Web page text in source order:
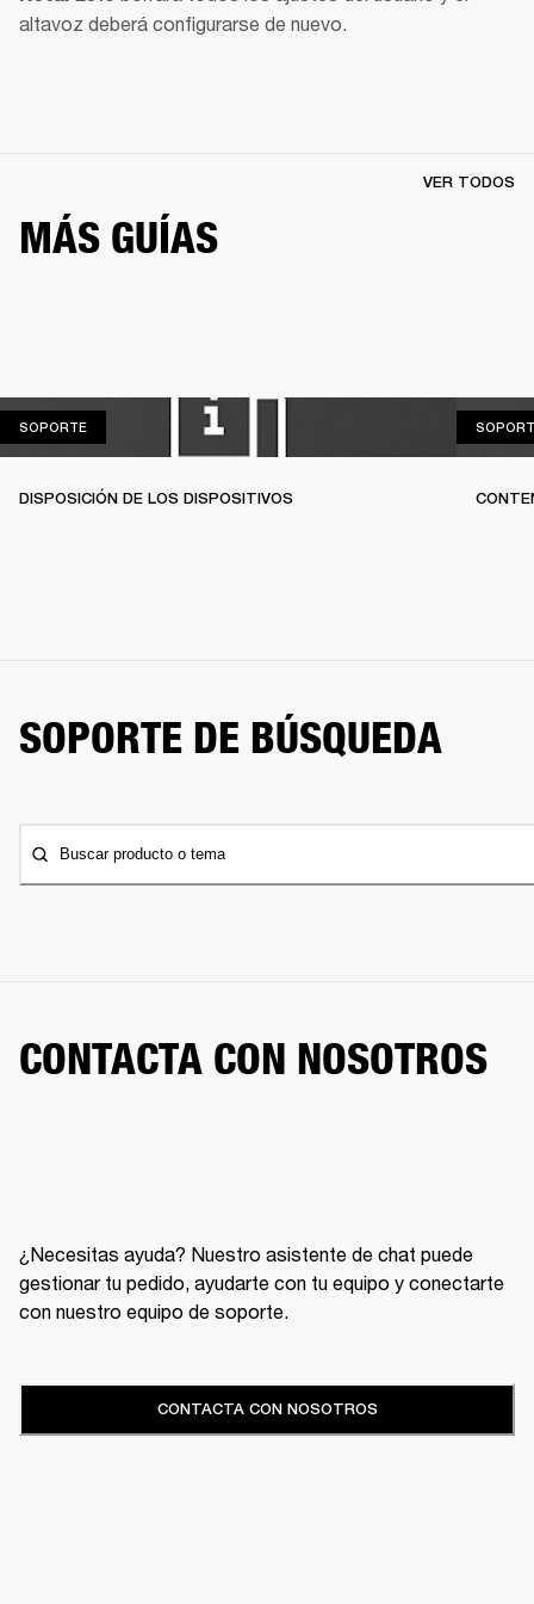
altavoz deberá configurarse de nuevo.
MÁS GUÍAS
VER TODOS
SOPORTESOPORTE
DISPOSICIÓN DE LOS DISPOSITIVOS
SOPORTE DE BÚSQUEDA
Buscar producto o tema
CONTACTA CON NOSOTROS
¿Necesitas ayuda? Nuestro asistente de chat puede
gestionar tu pedido, ayudarte con tu equipo y conectarte
con nuestro equipo de soporte.
CONTACTA CON NOSOTROS